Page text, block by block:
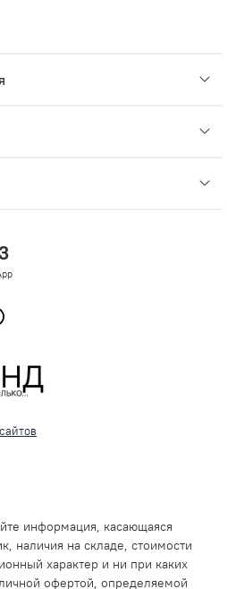
информация, касающаяся
наличия на складе, стоимости
характер и ни при каких
офертой, определяемой